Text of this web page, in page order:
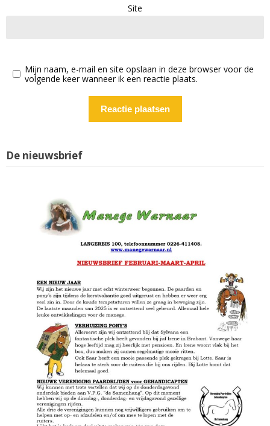
Site
Mijn naam, e-mail en site opslaan in deze browser voor de
volgende keer wanneer ik een reactie plaats.
De nieuwsbrief